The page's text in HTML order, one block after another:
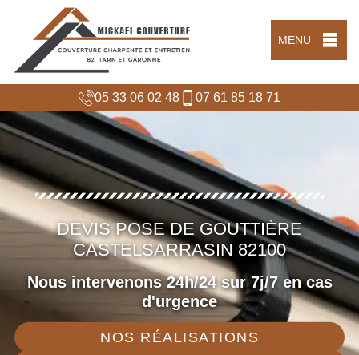
MENU
05 33 06 02 48 07 61 85 18 71
DEVIS POSE DE GOUTTIÈRE
CASTELSARRASIN 82100
Nous intervenons 24h/24 sur 7j/7 en cas
d'urgence
NOS RÉALISATIONS